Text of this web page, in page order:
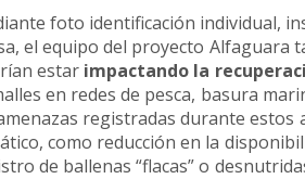
foto identificación individual,
el equipo del proyecto Alfaguara
estar impactando la
en redes de pesca, basura
registradas durante estos
como reducción en la
de ballenas “flacas” o